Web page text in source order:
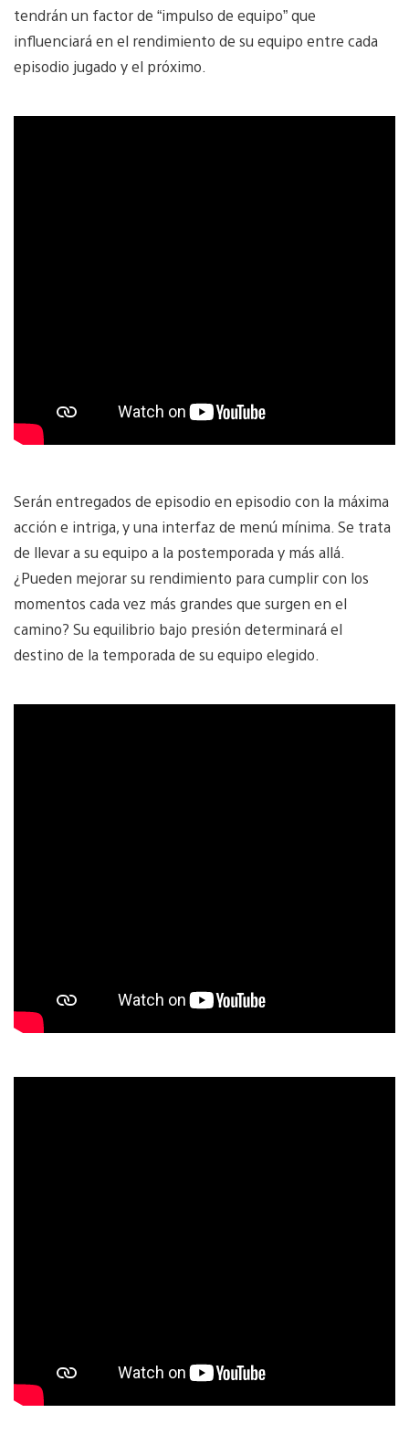
tendrán un factor de “impulso de equipo” que
influenciará en el rendimiento de su equipo entre cada
episodio jugado y el próximo.
Serán entregados de episodio en episodio con la máxima
acción e intriga, y una interfaz de menú mínima. Se trata
de llevar a su equipo a la postemporada y más allá.
¿Pueden mejorar su rendimiento para cumplir con los
momentos cada vez más grandes que surgen en el
camino? Su equilibrio bajo presión determinará el
destino de la temporada de su equipo elegido.